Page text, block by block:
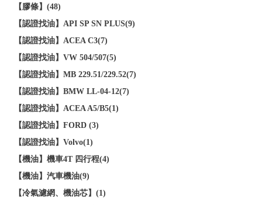
【膠條】(48)
【認證找油】API SP SN PLUS(9)
【認證找油】ACEA C3(7)
【認證找油】VW 504/507(5)
【認證找油】MB 229.51/229.52(7)
【認證找油】BMW LL-04-12(7)
【認證找油】ACEA A5/B5(1)
【認證找油】FORD (3)
【認證找油】Volvo(1)
【機油】機車4T 四行程(4)
【機油】汽車機油(9)
【冷氣濾網、機油芯】(1)